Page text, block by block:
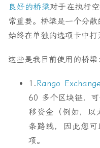
良好的桥梁对于在执行
常重要。桥梁是一个分
始终在单独的选项卡中打
这些是我目前使用的桥梁
1.Rango Exchange
60 多个区块链，
移资金（例如，以
条路线，因此您
项。